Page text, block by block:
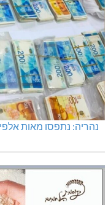
נהריה: נתפסו מאות